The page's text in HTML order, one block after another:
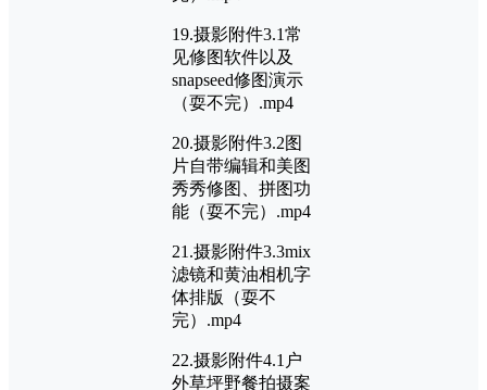
19.摄影附件3.1常
见修图软件以及
snapseed修图演示
（耍不完）.mp4
20.摄影附件3.2图
片自带编辑和美图
秀秀修图、拼图功
能（耍不完）.mp4
21.摄影附件3.3mix
滤镜和黄油相机字
体排版（耍不
完）.mp4
22.摄影附件4.1户
外草坪野餐拍摄案